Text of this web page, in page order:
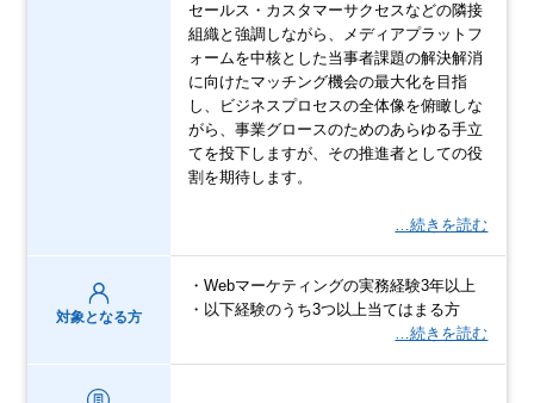
セールス・カスタマーサクセスなどの隣接
組織と強調しながら、メディアプラットフ
ォームを中核とした当事者課題の解決解消
に向けたマッチング機会の最大化を目指
し、ビジネスプロセスの全体像を俯瞰しな
がら、事業グロースのためのあらゆる手立
てを投下しますが、その推進者としての役
割を期待します。
…続きを読む
対象となる方
・Webマーケティングの実務経験3年以上
・以下経験のうち3つ以上当てはまる方
…続きを読む